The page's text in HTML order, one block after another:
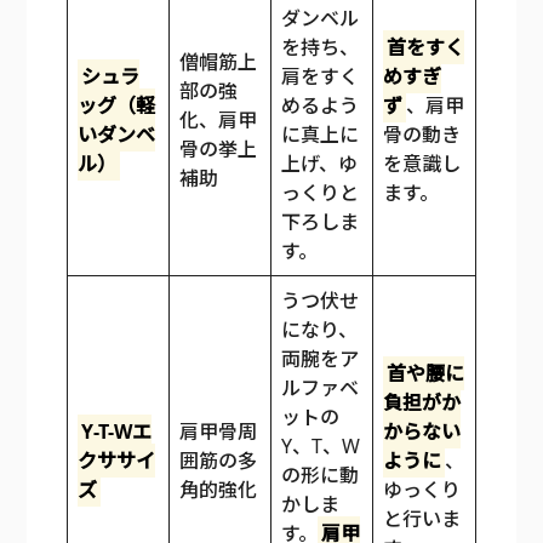
シュラ
ッグ（軽
いダンベ
ル）
僧帽筋上
部の強
化、肩甲
骨の挙上
補助
ダンベル
を持ち、
肩をすく
めるよう
に真上に
上げ、ゆ
っくりと
下ろしま
す。
首をすく
めすぎ
ず、肩甲
骨の動き
を意識し
ます。
Y-T-Wエ
クササイ
ズ
肩甲骨周
囲筋の多
角的強化
うつ伏せ
になり、
両腕をア
ルファベ
ットの
Y、T、W
の形に動
かしま
す。 肩甲
首や腰に
負担がか
からない
ように、
ゆっくり
と行いま